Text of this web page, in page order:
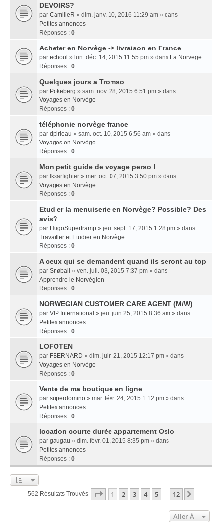
DEVOIRS?
par CamilleR » dim. janv. 10, 2016 11:29 am » dans
Petites annonces
Réponses : 0
Acheter en Norvège -> livraison en France
par echoul » lun. déc. 14, 2015 11:55 pm » dans La Norvege
Réponses : 0
Quelques jours a Tromso
par Pokeberg » sam. nov. 28, 2015 6:51 pm » dans
Voyages en Norvège
Réponses : 0
téléphonie norvège france
par dpirleau » sam. oct. 10, 2015 6:56 am » dans
Voyages en Norvège
Réponses : 0
Mon petit guide de voyage perso !
par Iksarfighter » mer. oct. 07, 2015 3:50 pm » dans
Voyages en Norvège
Réponses : 0
Etudier la menuiserie en Norvège? Possible? Des
avis?
par HugoSupertramp » jeu. sept. 17, 2015 1:28 pm » dans
Travailler et Etudier en Norvège
Réponses : 0
A ceux qui se demandent quand ils seront au top
par Snøball
» ven. juil. 03, 2015 7:37 pm » dans
Apprendre le Norvégien
Réponses : 0
NORWEGIAN CUSTOMER CARE AGENT (M/W)
par VIP International » jeu. juin 25, 2015 8:36 am » dans
Petites annonces
Réponses : 0
LOFOTEN
par FBERNARD » dim. juin 21, 2015 12:17 pm » dans
Voyages en Norvège
Réponses : 0
Vente de ma boutique en ligne
par superdomino » mar. févr. 24, 2015 1:12 pm » dans
Petites annonces
Réponses : 0
location courte durée appartement Oslo
par gaugau » dim. févr. 01, 2015 8:35 pm » dans
Petites annonces
Réponses : 0
562 Résultats Trouvés Page 1Sur
1 2 3 4 5 … 12
Aller À